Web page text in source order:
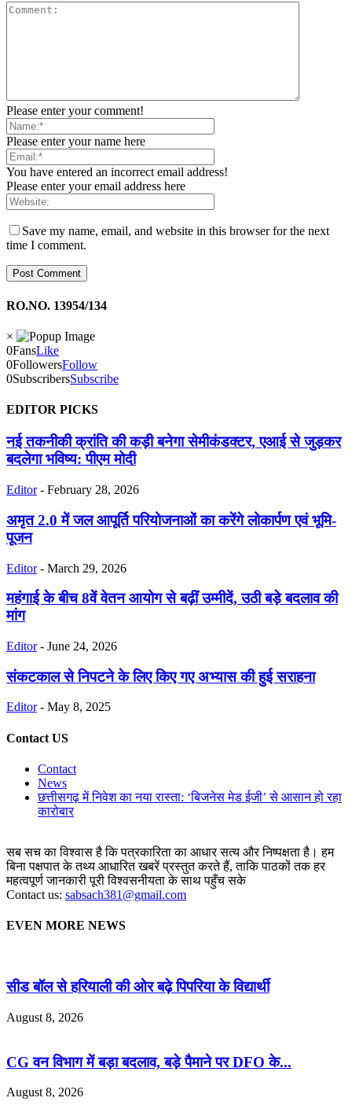
Please enter your comment!
Please enter your name here
You have entered an incorrect email address!
Please enter your email address here
Save my name, email, and website in this browser for the next
time I comment.
RO.NO. 13954/134
×
0FansLike
0FollowersFollow
0SubscribersSubscribe
EDITOR PICKS
नई तकनीकी क्रांति की कड़ी बनेगा सेमीकंडक्टर, एआई से जुड़कर
बदलेगा भविष्य: पीएम मोदी
Editor - February 28, 2026
अमृत 2.0 में जल आपूर्ति परियोजनाओं का करेंगे लोकार्पण एवं भूमि-
पूजन
Editor - March 29, 2026
महंगाई के बीच 8वें वेतन आयोग से बढ़ीं उम्मीदें, उठी बड़े बदलाव की
मांग
Editor - June 24, 2026
संकटकाल से निपटने के लिए किए गए अभ्यास की हुई सराहना
Editor - May 8, 2025
Contact US
Contact
News
छत्तीसगढ़ में निवेश का नया रास्ता: ‘बिजनेस मेड ईजी’ से आसान हो रहा
कारोबार
सब सच का विश्वास है कि पत्रकारिता का आधार सत्य और निष्पक्षता है। हम
बिना पक्षपात के तथ्य आधारित खबरें प्रस्तुत करते हैं, ताकि पाठकों तक हर
महत्वपूर्ण जानकारी पूरी विश्वसनीयता के साथ पहुँच सके
Contact us: sabsach381@gmail.com
EVEN MORE NEWS
सीड बॉल से हरियाली की ओर बढ़े पिपरिया के विद्यार्थी
August 8, 2026
CG वन विभाग में बड़ा बदलाव, बड़े पैमाने पर DFO के...
August 8, 2026